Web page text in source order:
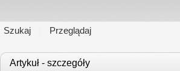
Szukaj Przeglądaj
Artykuł - szczegóły